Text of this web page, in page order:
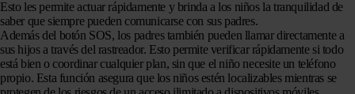
Esto les permite actuar rápidamente y brinda a los niños la tranquilidad de
saber que siempre pueden comunicarse con sus padres.
Además del botón SOS, los padres también pueden llamar directamente a
sus hijos a través del rastreador. Esto permite verificar rápidamente si todo
está bien o coordinar cualquier plan, sin que el niño necesite un teléfono
propio. Esta función asegura que los niños estén localizables mientras se